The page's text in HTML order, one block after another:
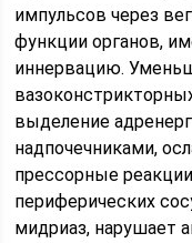
импульсов через
функции органов,
иннервацию.
выделение
надпочечниками,
прессорные
периферических
мидриаз, нарушает